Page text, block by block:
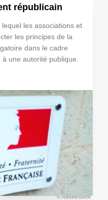
républicain
les associations et
les principes de la
dans le cadre
une autorité publique.
© AdobeStock